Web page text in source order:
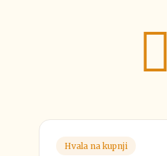
Hvala na kupnji